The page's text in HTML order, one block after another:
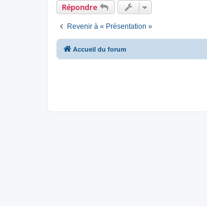
Répondre
Revenir à « Présentation »
Accueil du forum